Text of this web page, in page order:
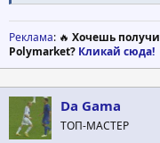
Реклама: 🔥 Хочешь
Polymarket? Кликай сюда!
Da Gama
ТОП-МАСТЕР